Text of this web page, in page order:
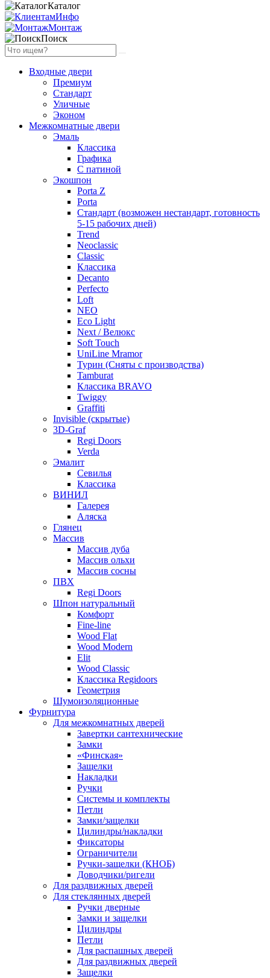
Каталог
Инфо
Монтаж
Поиск
Входные двери
Премиум
Стандарт
Уличные
Эконом
Межкомнатные двери
Эмаль
Классика
Графика
С патиной
Экошпон
Porta Z
Porta
Стандарт (возможен нестандарт, готовность
5-15 рабочих дней)
Trend
Neoclassic
Classic
Классика
Decanto
Perfecto
Loft
NEO
Eco Light
Next / Велюкс
Soft Touch
UniLine Mramor
Турин (Сняты с производства)
Tamburat
Классика BRAVO
Twiggy
Graffiti
Invisible (скрытые)
3D-Graf
Regi Doors
Verda
Эмалит
Севилья
Классика
ВИНИЛ
Галерея
Аляска
Глянец
Массив
Массив дуба
Массив ольхи
Массив сосны
ПВХ
Regi Doors
Шпон натуральный
Комфорт
Fine-line
Wood Flat
Wood Modern
Elit
Wood Classic
Классика Regidoors
Геометрия
Шумоизоляционные
Фурнитура
Для межкомнатных дверей
Завертки сантехнические
Замки
«Финская»
Защелки
Накладки
Ручки
Системы и комплекты
Петли
Замки/защелки
Цилиндры/накладки
Фиксаторы
Ограничители
Ручки-защелки (КНОБ)
Доводчики/ригели
Для раздвижных дверей
Для стеклянных дверей
Ручки дверные
Замки и защелки
Цилиндры
Петли
Для распашных дверей
Для раздвижных дверей
Защелки